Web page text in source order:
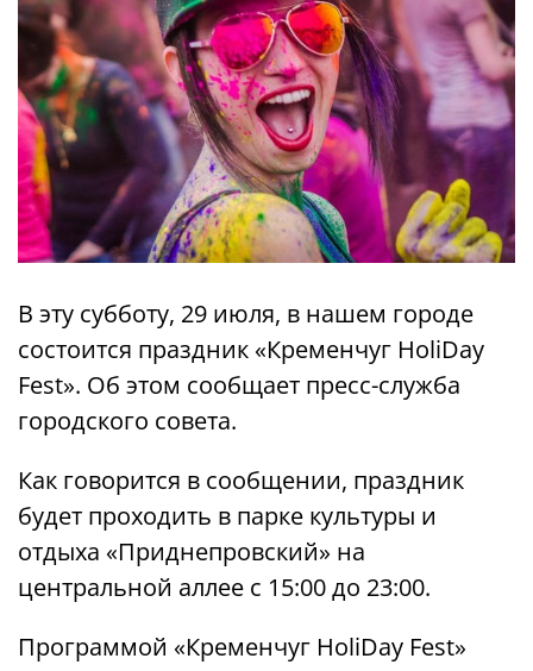
В эту субботу, 29 июля, в нашем городе
состоится праздник «Кременчуг HoliDay
Fest». Об этом сообщает пресс-служба
городского совета.
Как говорится в сообщении, праздник
будет проходить в парке культуры и
отдыха «Приднепровский» на
центральной аллее с 15:00 до 23:00.
Программой «Кременчуг HoliDay Fest»